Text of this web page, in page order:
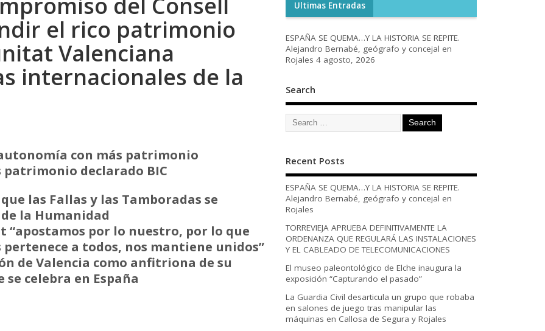
el rico patrimonio
Valenciana
internacionales de la
con más patrimonio
declarado BIC
las Fallas y las Tamboradas se
la Humanidad
“apostamos por lo nuestro, por lo que
a todos, nos mantiene unidos”
de Valencia como anfitriona de su
celebra en España
Ultimas Entradas
ESPAÑA SE QUEMA…Y LA HISTORIA SE REPITE.
Alejandro Bernabé, geógrafo y concejal en
Rojales 4 agosto, 2026
Search
Recent Posts
ESPAÑA SE QUEMA…Y LA HISTORIA SE REPITE.
Alejandro Bernabé, geógrafo y concejal en
Rojales
TORREVIEJA APRUEBA DEFINITIVAMENTE LA
ORDENANZA QUE REGULARÁ LAS INSTALACIONES
Y EL CABLEADO DE TELECOMUNICACIONES
El museo paleontológico de Elche inaugura la
exposición “Capturando el pasado”
La Guardia Civil desarticula un grupo que robaba
en salones de juego tras manipular las
máquinas en Callosa de Segura y Rojales